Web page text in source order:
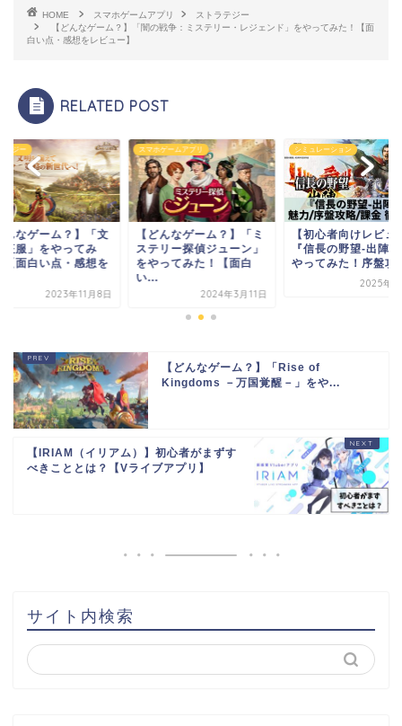
HOME スマホゲームアプリ
ストラテジー
【どんなゲーム？】「闇の戦争：ミステリー・レジェンド」をやってみた！【面
白い点・感想をレビュー】
RELATED POST
？】「文
ってみ
・感想を
年11月8日
スマホゲームアプリ
【どんなゲーム？】「ミ
ステリー探偵ジューン」
をやってみた！【面白
2024年3月11日
シミュレーション
【初心者向けレビュー】
『信長の野望-出陣-』を
やってみた！序盤攻略...
2025年8月3日
【どんなゲーム？】「Rise of
Kingdoms －万国覚醒－」をや...
【IRIAM（イリアム）】初心者がまずす
べきこととは？【Vライブアプリ】
サイト内検索